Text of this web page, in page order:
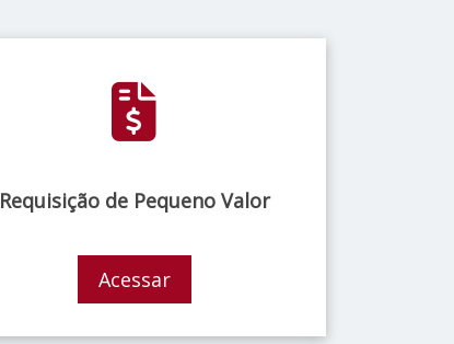
Requisição de Pequeno Valor
Acessar